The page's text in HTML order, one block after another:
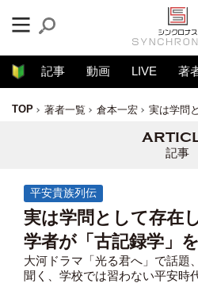
記事 動画 LIVE 著
TOP 著者一覧 倉本一宏 実は学問
記事
平安貴族列伝
実は学問として存在
学者が「古記録学」
大河ドラマ「光る君へ」で話題
聞く、学校では習わない平安時